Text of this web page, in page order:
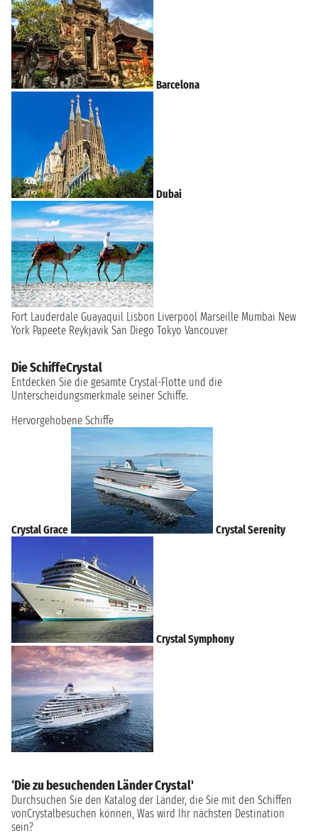
Barcelona
Dubai
Fort Lauderdale Guayaquil Lisbon Liverpool Marseille Mumbai New
York Papeete Reykjavik San Diego Tokyo Vancouver
Die SchiffeCrystal
Entdecken Sie die gesamte Crystal-Flotte und die
Unterscheidungsmerkmale seiner Schiffe.
Hervorgehobene Schiffe
Crystal Grace Crystal Serenity
Crystal Symphony
‘Die zu besuchenden Länder Crystal'
Durchsuchen Sie den Katalog der Länder, die Sie mit den Schiffen
vonCrystalbesuchen können, Was wird Ihr nächsten Destination
sein?